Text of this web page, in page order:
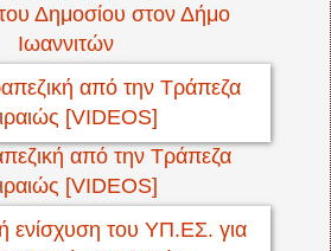
Δημοσίου στον Δήμο
Ιωαννιτών
από την Τράπεζα
[VIDEOS]